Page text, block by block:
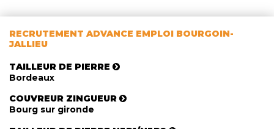
RECRUTEMENT ADVANCE EMPLOI BOURGOIN-
JALLIEU
TAILLEUR DE PIERRE
Bordeaux
COUVREUR ZINGUEUR
Bourg sur gironde